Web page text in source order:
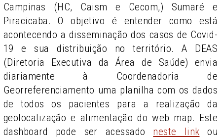
Campinas (HC, Caism e Cecom,) Sumaré e
Piracicaba. O objetivo é entender como está
acontecendo a disseminação dos casos de Covid-
19 e sua distribuição no território. A DEAS
(Diretoria Executiva da Área de Saúde) envia
diariamente à Coordenadoria de
Georreferenciamento uma planilha com os dados
de todos os pacientes para a realização da
geolocalização e alimentação do web map. Este
dashboard pode ser acessado neste link ou